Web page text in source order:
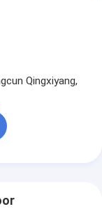
Qingxiyang,